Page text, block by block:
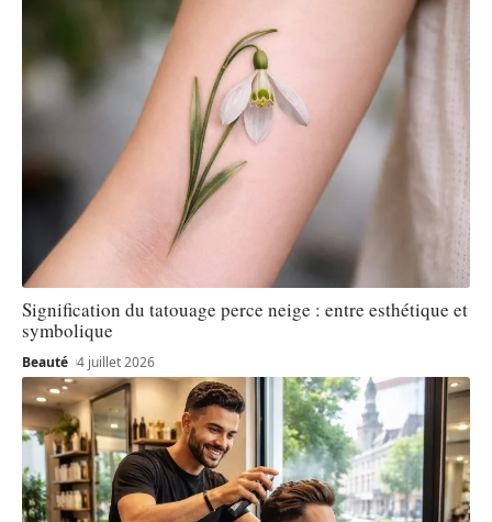
Signification du tatouage perce neige : entre esthétique et
symbolique
Beauté 4 juillet 2026